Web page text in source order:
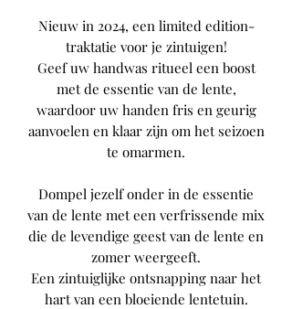
Nieuw in 2024, een limited edition-
traktatie voor je zintuigen!
Geef uw handwas ritueel een boost
met de essentie van de lente,
waardoor uw handen fris en geurig
aanvoelen en klaar zijn om het seizoen
te omarmen.
Dompel jezelf onder in de essentie
van de lente met een verfrissende mix
die de levendige geest van de lente en
zomer weergeeft.
Een zintuiglijke ontsnapping naar het
hart van een bloeiende lentetuin.